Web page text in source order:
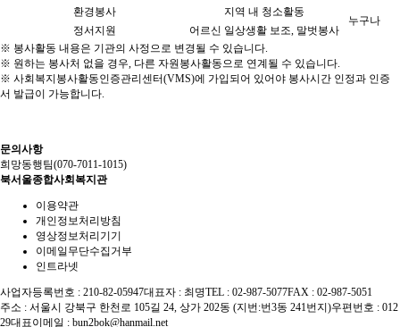
환경봉사
지역 내 청소활동
누구나
정서지원
어르신 일상생활 보조, 말벗봉사
※ 봉사활동 내용은 기관의 사정으로 변경될 수 있습니다.
※ 원하는 봉사처 없을 경우, 다른 자원봉사활동으로 연계될 수 있습니다.
※ 사회복지봉사활동인증관리센터(VMS)에 가입되어 있어야 봉사시간 인정과 인증
서 발급이 가능합니다.
문의사항
희망동행팀(070-7011-1015)
북서울종합사회복지관
이용약관
개인정보처리방침
영상정보처리기기
이메일무단수집거부
인트라넷
사업자등록번호 : 210-82-05947대표자 : 최명TEL : 02-987-5077FAX : 02-987-5051
주소 : 서울시 강북구 한천로 105길 24, 상가 202동 (지번:번3동 241번지)우편번호 : 012
29대표이메일 : bun2bok@hanmail.net